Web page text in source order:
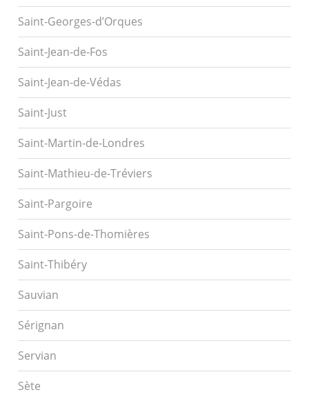
Saint-Georges-d’Orques
Saint-Jean-de-Fos
Saint-Jean-de-Védas
Saint-Just
Saint-Martin-de-Londres
Saint-Mathieu-de-Tréviers
Saint-Pargoire
Saint-Pons-de-Thomières
Saint-Thibéry
Sauvian
Sérignan
Servian
Sète